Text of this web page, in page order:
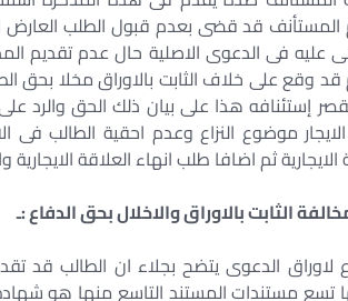
المستأنف قد قضى بعدم قبول الطلب
عليه فى الدعوى الاصلية حال عدم تقديم
وقع على خلاف الثابت بالاوراق مخلا بحق
إستئنافه هذا على بيان ذلك الحق والرد
موضوع النزاع وعدم احقية الطالب
الايجارية ثم اضافا طلب انهاء العلاقة
الثابت بالاوراق والاخلال بحق الدفاع :ـ